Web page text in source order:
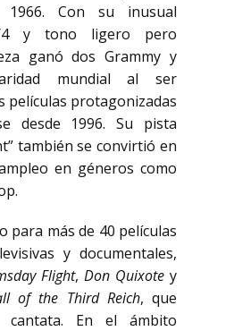
1966. Con su inusual
4 y tono ligero pero
ganó dos Grammy y
mundial al ser
películas protagonizadas
desde 1996. Su pista
también se convirtió en
en géneros como
para más de 40 películas
y documentales,
Flight, Don Quixote y
of the Third Reich, que
En el ámbito